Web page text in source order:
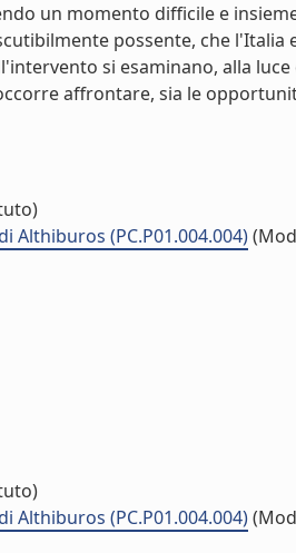
un momento difficile e
possente, che l'Italia
si esaminano, alla
affrontare, sia le
Althiburos (PC.P01.004.004)
Althiburos (PC.P01.004.004)